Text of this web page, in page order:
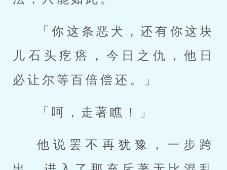
「你这条恶犬，还有你这块
儿石头疙瘩，今日之仇，他日
必让尔等百倍偿还。」
「呵，走著瞧！」
他说罢不再犹豫，一步跨